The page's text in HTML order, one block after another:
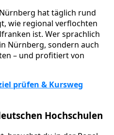
Nürnberg hat täglich rund
wie regional verflochten
ist. Wer sprachlich
Nürnberg, sondern auch
– und profitiert von
prüfen & Kursweg
Hochschulen